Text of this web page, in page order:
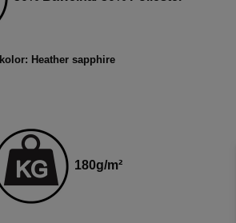
kolor: Heather sapphire
180g/m²